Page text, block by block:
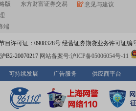
版
端
东方财富证券交易
意见与建议
目许可证：0908328号 经营证券期货业务许可证编
B2-20070217 网站备案号:沪ICP备05006054号-11
可持续发展 广告服务 供应商平台